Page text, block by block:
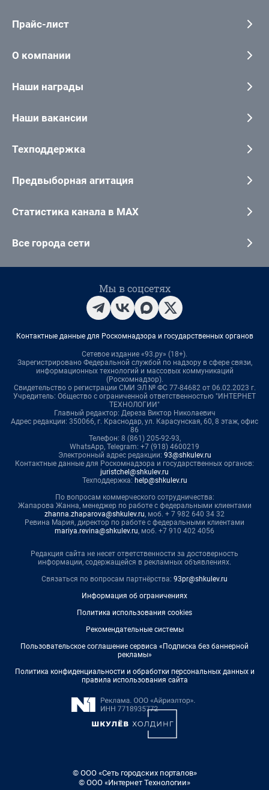
Прайс-лист
О компании
Наши награды
Наши вакансии
Техподдержка
Предвыборная агитация
Статистика канала в MAX
Все города сети
Мы в соцсетях
Контактные данные для Роскомнадзора и государственных органов
Сетевое издание «93.ру» (18+).
Зарегистрировано Федеральной службой по надзору в сфере связи,
информационных технологий и массовых коммуникаций
(Роскомнадзор).
Свидетельство о регистрации СМИ ЭЛ № ФС 77-84682 от 06.02.2023 г.
Учредитель: Общество с ограниченной ответственностью "ИНТЕРНЕТ
ТЕХНОЛОГИИ"
Главный редактор: Дереза Виктор Николаевич
Адрес редакции: 350066, г. Краснодар, ул. Карасунская, 60, 8 этаж, офис
86
Телефон: 8 (861) 205-92-93,
WhatsApp, Telegram: +7 (918) 4600219
Электронный адрес редакции: 93@shkulev.ru
Контактные данные для Роскомнадзора и государственных органов:
juristchel@shkulev.ru
Техподдержка: help@shkulev.ru
По вопросам коммерческого сотрудничества:
Жапарова Жанна, менеджер по работе с федеральными клиентами
zhanna.zhaparova@shkulev.ru, моб. + 7 982 640 34 32
Ревина Мария, директор по работе с федеральными клиентами
mariya.revina@shkulev.ru, моб. +7 910 402 4056
Редакция сайта не несет ответственности за достоверность
информации, содержащейся в рекламных объявлениях.
Связаться по вопросам партнёрства: 93pr@shkulev.ru
Информация об ограничениях
Политика использования cookies
Рекомендательные системы
Пользовательское соглашение сервиса «Подписка без баннерной
рекламы»
Политика конфиденциальности и обработки персональных данных и
правила использования сайта
© ООО «Сеть городских порталов»
© ООО «Интернет Технологии»